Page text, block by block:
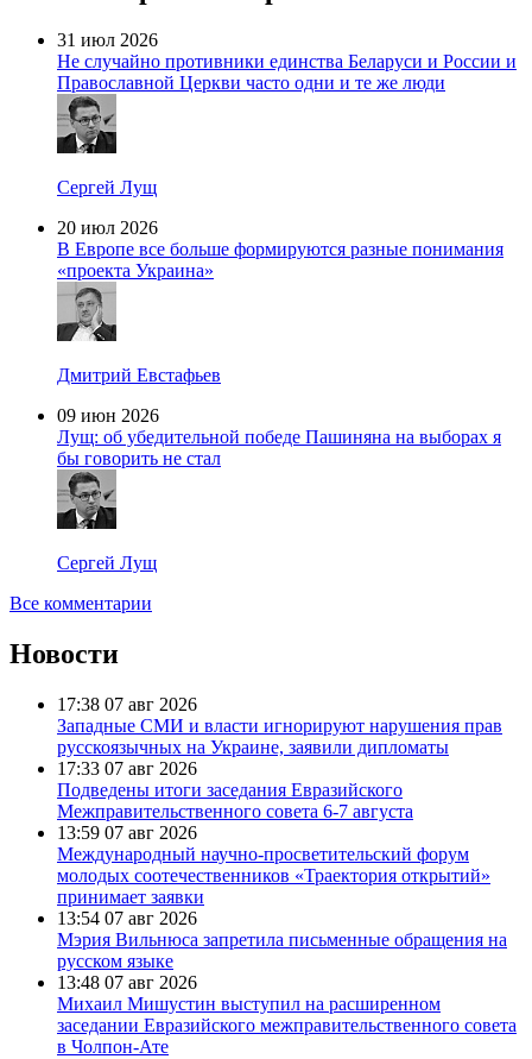
31 июл 2026
Не случайно противники единства Беларуси и России и
Православной Церкви часто одни и те же люди
Сергей Лущ
20 июл 2026
В Европе все больше формируются разные понимания
«проекта Украина»
Дмитрий Евстафьев
09 июн 2026
Лущ: об убедительной победе Пашиняна на выборах я
бы говорить не стал
Сергей Лущ
Все комментарии
Новости
17:38 07 авг 2026
Западные СМИ и власти игнорируют нарушения прав
русскоязычных на Украине, заявили дипломаты
17:33 07 авг 2026
Подведены итоги заседания Евразийского
Межправительственного совета 6-7 августа
13:59 07 авг 2026
Международный научно-просветительский форум
молодых соотечественников «Траектория открытий»
принимает заявки
13:54 07 авг 2026
Мэрия Вильнюса запретила письменные обращения на
русском языке
13:48 07 авг 2026
Михаил Мишустин выступил на расширенном
заседании Евразийского межправительственного совета
в Чолпон-Ате